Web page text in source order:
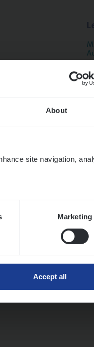
About
site navigation,
Marketing
Accept all